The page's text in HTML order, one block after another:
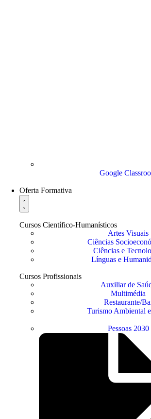
Google
Oferta Formativa
Cursos Científico-Humanísticos
Artes Visuais
Ciências
Ciências e
Línguas e
Cursos Profissionais
Auxiliar de
Multimédia
Restaurante/
Turismo Ambiental
Pessoas 2030